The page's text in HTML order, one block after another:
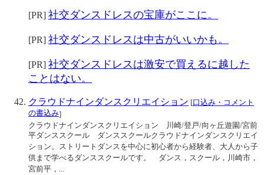
[PR] 社交ダンスドレスの宝庫がここに。
[PR] 社交ダンスドレスは中古がいいかも。
[PR] 社交ダンスドレスは激安で買えるに越した
ことはない。
クラウドナインダンスクリエイション [口込み・コメント
の書込み]
クラウドナインダンスクリエイション 川崎/登戸/向ヶ丘遊園/宮前
平ダンススクール ダンススクールクラウドナインダンスクリエイ
ション。ストリートダンスを中心に初心者から経験者、大人から子
供まで学べるダンススクールです。 ダンス，スクール，川崎市，
宮前平，...